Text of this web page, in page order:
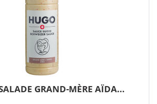
GRAND-MÈRE AÏDA...